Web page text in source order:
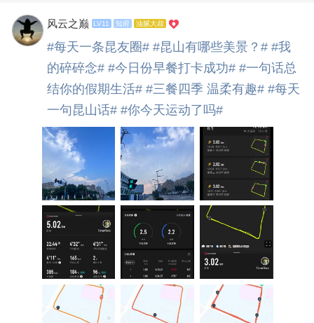
风云之巅 LV11 知府 油腻大叔
#每天一条昆友圈# #昆山有哪些美景？# #我
的碎碎念# #今日份早餐打卡成功# #一句话总
结你的假期生活# #三餐四季 温柔有趣# #每天
一句昆山话# #你今天运动了吗#